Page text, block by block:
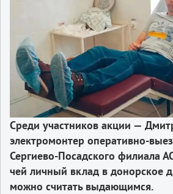
Среди участников акции —
электромонтер оперативно-
Сергиево-Посадского филиала
чей личный вклад в донорское
можно считать выдающимся.